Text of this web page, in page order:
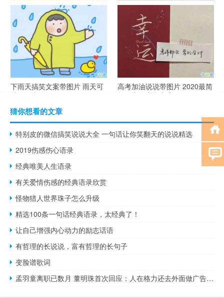
谐音梗土味情话大全带图片 油
腻搞笑的土味情话
很酷的霸气句子带图片 最新霸
气说说高冷范
下雨天搞笑文案带图片 雨天可
以发的幽默句子
高考加油说说带图片 2020最简
单励志的高考文案
猜你想看的文章
特别皮的微信搞笑说说大全 一句话让你笑翻天的说说精选
2019伤感伤心语录
经典唯美人生语录
有关爱情伤感的经典语录欣赏
怪物猎人世界珠子怎么升级
精选100条一句话经典语录，太经典了！
让自己增强内心动力的励志话语
有哲理的长说说，富有哲理的长句子
变脸谱歌词
孟羽童离职已数月 董明珠首次回应：人在格力还去外面做广告肯定不合规